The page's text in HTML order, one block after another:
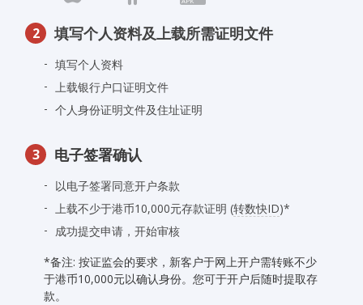
2 填写个人资料及上载所需证明文件
填写个人资料
上载银行户口证明文件
个人身份证明文件及住址证明
3 电子签署确认
以电子签署同意开户条款
上载不少于港币10,000元存款证明 (转数快ID)*
成功提交申请，开始审核
*备注: 按证监会的要求，新客户于网上开户需转账不少
于港币10,000元以确认身份。您可于开户后随时提取存
款。